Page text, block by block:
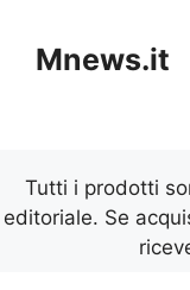
contenuto
Mnews.it
Tutti i prodotti
editoriale. Se